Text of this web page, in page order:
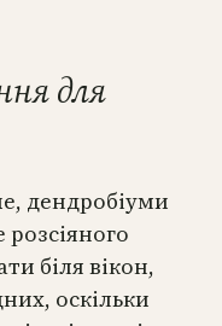
для
дендробіуми
біля вікон,
оскільки